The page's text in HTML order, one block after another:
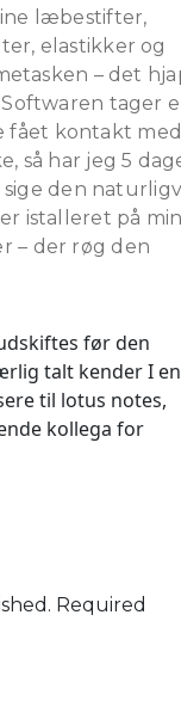
læbestifter,
elastikker og
– det
tager
fået kontakt
så har jeg 5
den
istalleret på
– der røg den
før den
talt kender I en
til lotus notes,
kollega for
Required